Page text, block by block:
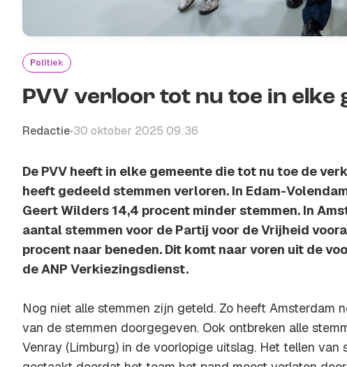
Politiek
PVV verloor tot nu toe in elke
Redactie•30 oktober 2025 09:36
De PVV heeft in elke gemeente die tot nu toe de
heeft gedeeld stemmen verloren. In Edam-
Geert Wilders 14,4 procent minder stemmen. In
aantal stemmen voor de Partij voor de Vrijheid
procent naar beneden. Dit komt naar voren uit de
de ANP Verkiezingsdienst.
Nog niet alle stemmen zijn geteld. Zo heeft Amsterdam
van de stemmen doorgegeven. Ook ontbreken alle
Venray (Limburg) in de voorlopige uitslag. Het tellen van